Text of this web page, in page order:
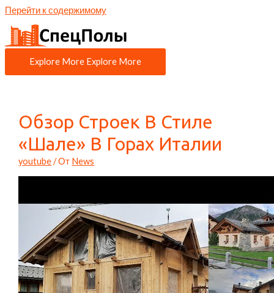
Перейти к содержимому
Explore More Explore More
Обзор Строек В Стиле
«Шале» В Горах Италии
youtube/ От News